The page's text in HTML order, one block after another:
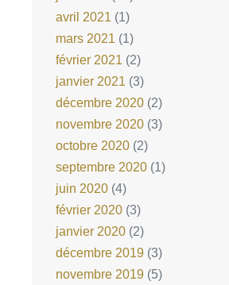
avril 2021 (1)
mars 2021 (1)
février 2021 (2)
janvier 2021 (3)
décembre 2020 (2)
novembre 2020 (3)
octobre 2020 (2)
septembre 2020 (1)
juin 2020 (4)
février 2020 (3)
janvier 2020 (2)
décembre 2019 (3)
novembre 2019 (5)